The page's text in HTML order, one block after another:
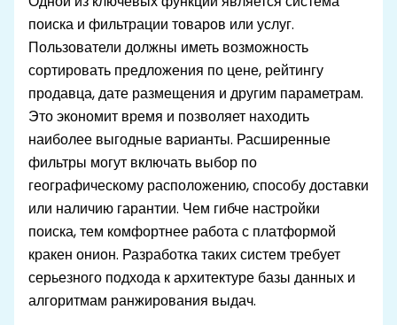
поиска и фильтрации товаров или услуг.
Пользователи должны иметь возможность
сортировать предложения по цене, рейтингу
продавца, дате размещения и другим параметрам.
Это экономит время и позволяет находить
наиболее выгодные варианты. Расширенные
фильтры могут включать выбор по
географическому расположению, способу доставки
или наличию гарантии. Чем гибче настройки
поиска, тем комфортнее работа с платформой
кракен онион. Разработка таких систем требует
серьезного подхода к архитектуре базы данных и
алгоритмам ранжирования выдач.